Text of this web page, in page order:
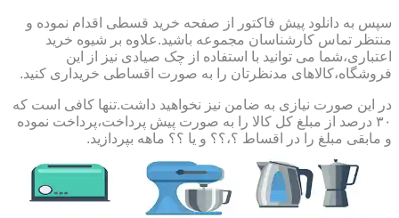
سپس به دانلود پیش فاکتور از صفحه خرید قسطی اقدام نموده و
منتظر تماس کارشناسان مجموعه باشید.علاوه بر شیوه خرید
اعتباری،شما می توانید با استفاده از چک صیادی نیز از این
فروشگاه،کالاهای مدنظرتان را به صورت اقساطی خریداری کنید.
در این صورت نیازی به ضامن نیز نخواهید داشت.تنها کافی است که
۳۰ درصد از مبلغ کل کالا را به صورت پیش پرداخت،پرداخت نموده
و مابقی مبلغ را در اقساط ؟،؟؟ و یا ؟؟ ماهه بپردازید.